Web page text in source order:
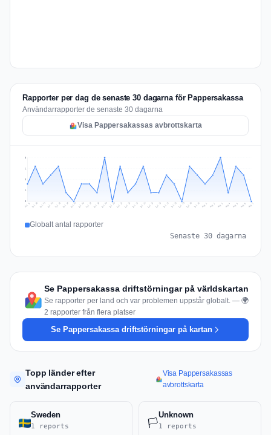
Rapporter per dag de senaste 30 dagarna för Pappersakassa
Användarrapporter de senaste 30 dagarna
Visa Pappersakassas avbrottskarta
1
3
4
5
Jul 9 Jul 10 Jul 11 Jul 12 Jul 13 Jul 14 Jul 15 Jul 16 Jul 17 Jul 18 Jul 19 Jul 20 Jul 21 Jul 22 Jul 23 Jul 24 Jul 25 Jul 26 Jul 27 Jul 28 Jul 29 Jul 30 Jul 31 Aug 1 Aug 2 Aug 3 Aug 4 Aug 5 Aug 6 Aug 7
Globalt antal rapporter
Senaste 30 dagarna
Se Pappersakassa driftstörningar på världskartan
Se rapporter per land och var problemen uppstår globalt. — 🌍
2 rapporter från flera platser
Se Pappersakassa driftstörningar på kartan
Topp länder efter
användarrapporter
Visa Pappersakassas
avbrottskarta
Sweden
1 reports 🏳️
Unknown
1 reports